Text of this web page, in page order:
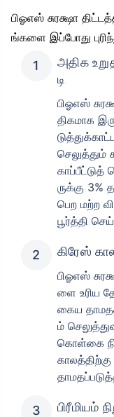
பிஓஎஸ் சுரக்ஷா
ங்களை இப்போது
அதிக
டி
பிஓஎஸ்
திகமாக
செலுத்தும்
ருக்கு 3%
பெற மற்ற
பூர்த்தி
கிரேஸ்
பிஓஎஸ்
ளை உரிய
கைய
ம்
கொள்கை
பிரீமியம்